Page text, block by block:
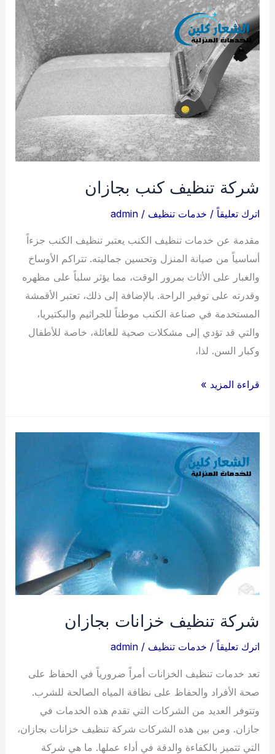
بجازان
شركة تنظيف كنب بجازان
اترك تعليقاً / خدمات تنظيف /
admin
مقدمة عن خدمات تنظيف الكنب يعتبر تنظيف الكنب جزءاً
أساسياً من صيانة المنزل وتحسين جماليته. تتراكم الأوساخ
والغبار على الأثاث بمرور الوقت، مما يؤثر سلباً على مظهره
وقدرته على توفير الراحة. بالإضافة إلى ذلك، تعتبر الأقمشة
المستخدمة في صناعة الكنب موطناً للجراثيم والبكتيريا،
والتي قد تؤدي إلى مشكلات صحية للعائلة، خاصة للأطفال
وكبار السن. لذا،
شركة
بجازان
قراءة المزيد »
شركة تنظيف خزانات بجازان
اترك تعليقاً / خدمات تنظيف /
admin
تعد خدمات تنظيف الخزانات أمراً ضرورياً في الحفاظ على
صحة الأفراد والحفاظ على نظافة المياه الصالحة للشرب.
وتتوفر العديد من الشركات التي تقدم هذه الخدمات في
جازان. ومن بين هذه الشركات شركة تنظيف خزانات بجازان،
التي تتميز بالكفاءة والدقة في أداء عملها. ما هي شركة